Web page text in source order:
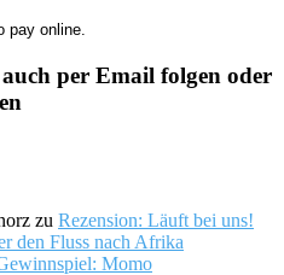
per Email folgen oder
zu Rezension: Läuft bei uns!
den Fluss nach Afrika
Momo